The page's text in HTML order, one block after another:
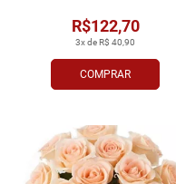
COMPRAR
3x de R$ 40,90
R$122,70